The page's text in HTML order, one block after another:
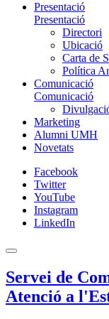
Presentació
Presentació
Directori
Ubicació
Carta de
Política
Comunicació
Comunicació
Marketing
Alumni UMH
Novetats
Facebook
Twitter
YouTube
Instagram
LinkedIn
Servei de
Atenció a